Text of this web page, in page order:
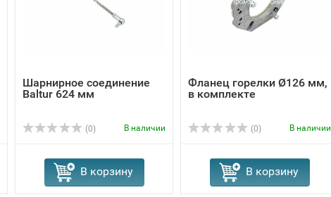
Шарнирное соединение
Baltur 624 мм
(0) В наличии
В корзину
Фланец горелки Ø126 мм,
в комплекте
(0) В наличии
В корзину